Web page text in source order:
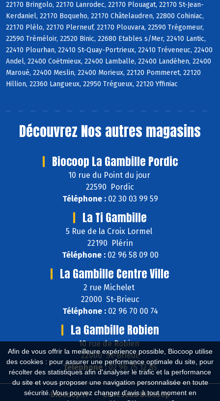
Afin de vous offrir la meilleure expérience possible, Biocoop utilise
des cookies : pour assurer une performance optimale du site, pour
récolter des statistiques afin d'analyser le trafic et la performance
du site et vous proposer une navigation personnalisée en toute
sécurité. Vous pouvez changer d'avis à tout moment en
22170 Bringolo, 22170 Lanrodec, 22170 Plouagat, 22170 St-Jean-
Kerdaniel, 22170 Boqueho, 22170 Châtelaudren, 22800 Cohiniac,
22170 Plélo, 22170 Plerneuf, 22170 Plouvara, 22590 Trégomeur,
22590 Tréméloir, 22520 Binic, 22680 Etables s/Mer, 22410 Lantic,
22410 Plourhan, 22410 St-Quay-Portrieux, 22410 Tréveneuc, 22400
Andel, 22400 Coëtmieux, 22400 Lamballe, 22400 Landéhen, 22400
Maroué, 22400 Meslin, 22400 Morieux, 22120 Pommeret, 22120
Hillion, 22360 Langueux, 22950 Trégueux, 22120 Yffiniac
Découvrez Nos autres magasins
Biocoop La Gambille Pordic
10 rue du Point du jour
22590 Pordic
Téléphone :02 30 03 99 59
La Ti Gambille
5 Rue de la Croix Lormel
22190 Plérin
Téléphone :02 96 58 09 00
La Gambille Centre Ville
2 rue Michelet
22000 St-Brieuc
Téléphone :02 96 70 00 74
La Gambille Robien
10 rue de Robien
22000 St-Brieuc
Téléphone :02 96 75 12 85
Biocoop.fr Le réseau Biocoop